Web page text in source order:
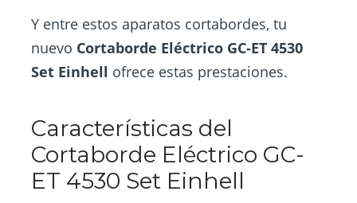
Y entre estos aparatos cortabordes, tu
nuevo Cortaborde Eléctrico GC-ET 4530
Set Einhell ofrece estas prestaciones.
Características del
Cortaborde Eléctrico GC-
ET 4530 Set Einhell